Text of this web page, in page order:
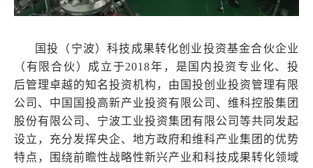
国投（宁波）科技成果转化创业投资基金合伙企业
（有限合伙）成立于2018年，是国内投资专业化、投
后管理卓越的知名投资机构，由国投创业投资管理有限
公司、中国国投高新产业投资有限公司、维科控股集团
股份有限公司、宁波工业投资集团有限公司等共同发起
设立，充分发挥央企、地方政府和维科产业集团的优势
特点，围绕前瞻性战略性新兴产业和科技成果转化领域